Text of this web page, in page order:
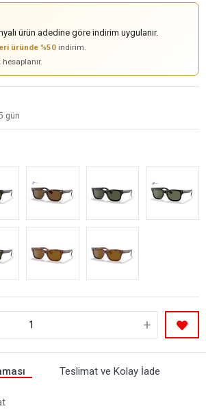
ürün adedine göre indirim uygulanır.
üründe %50 indirim.
gün
+
Teslimat ve Kolay İade